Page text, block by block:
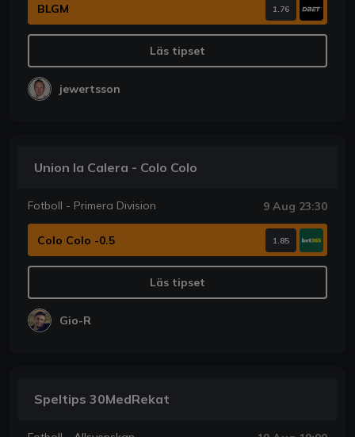
BLGM 1.76
Läs tipset
jewertsson
Union la Calera - Colo Colo
Fotboll - Primera Division 9 Aug 23:30
Colo Colo -0.5 1.85
Läs tipset
Gio-R
Speltips 30MedRekat